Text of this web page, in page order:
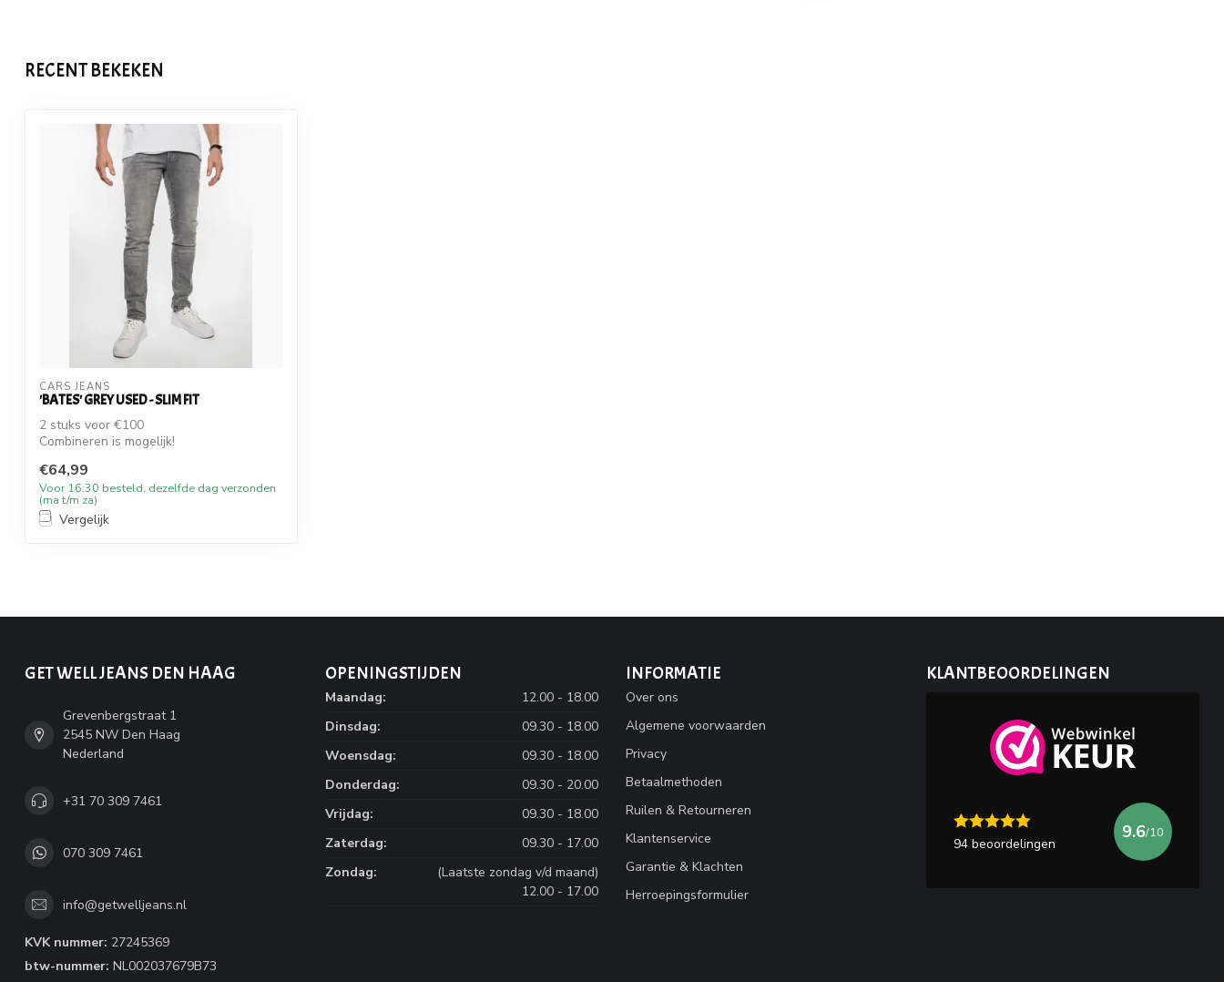
RECENT BEKEKEN
CARS JEANS
'BATES' GREY USED - SLIM FIT
2 stuks voor €100
Combineren is mogelijk!
€64,99
Voor 16:30 besteld, dezelfde dag verzonden
(ma t/m za)
Vergelijk
GET WELL JEANS DEN HAAG
Grevenbergstraat 1
2545 NW Den Haag
Nederland
+31 70 309 7461
070 309 7461
info@getwelljeans.nl
KVK nummer: 27245369
btw-nummer: NL002037679B73
OPENINGSTIJDEN
Maandag:
12.00 - 18.00
Dinsdag:
09.30 - 18.00
Woensdag:
09.30 - 18.00
Donderdag:
09.30 - 20.00
Vrijdag:
09.30 - 18.00
Zaterdag:
09.30 - 17.00
Zondag:
(Laatste zondag v/d maand)
12.00 - 17.00
INFORMATIE
Over ons
Algemene voorwaarden
Privacy
Betaalmethoden
Ruilen & Retourneren
Klantenservice
Garantie & Klachten
Herroepingsformulier
KLANTBEOORDELINGEN
94 beoordelingen
9.6/10